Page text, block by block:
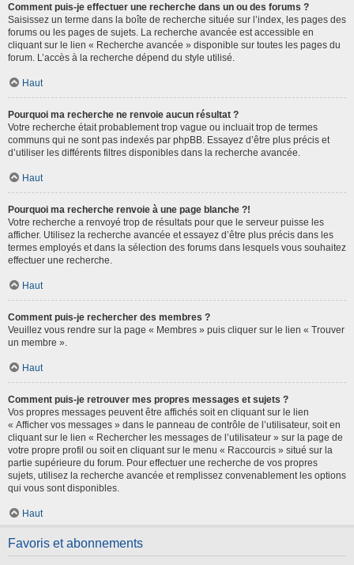
Comment puis-je effectuer une recherche dans un ou des forums ?
Saisissez un terme dans la boîte de recherche située sur l’index, les pages des
forums ou les pages de sujets. La recherche avancée est accessible en
cliquant sur le lien « Recherche avancée » disponible sur toutes les pages du
forum. L’accès à la recherche dépend du style utilisé.
Haut
Pourquoi ma recherche ne renvoie aucun résultat ?
Votre recherche était probablement trop vague ou incluait trop de termes
communs qui ne sont pas indexés par phpBB. Essayez d’être plus précis et
d’utiliser les différents filtres disponibles dans la recherche avancée.
Haut
Pourquoi ma recherche renvoie à une page blanche ?!
Votre recherche a renvoyé trop de résultats pour que le serveur puisse les
afficher. Utilisez la recherche avancée et essayez d’être plus précis dans les
termes employés et dans la sélection des forums dans lesquels vous souhaitez
effectuer une recherche.
Haut
Comment puis-je rechercher des membres ?
Veuillez vous rendre sur la page « Membres » puis cliquer sur le lien « Trouver
un membre ».
Haut
Comment puis-je retrouver mes propres messages et sujets ?
Vos propres messages peuvent être affichés soit en cliquant sur le lien
« Afficher vos messages » dans le panneau de contrôle de l’utilisateur, soit en
cliquant sur le lien « Rechercher les messages de l’utilisateur » sur la page de
votre propre profil ou soit en cliquant sur le menu « Raccourcis » situé sur la
partie supérieure du forum. Pour effectuer une recherche de vos propres
sujets, utilisez la recherche avancée et remplissez convenablement les options
qui vous sont disponibles.
Haut
Favoris et abonnements